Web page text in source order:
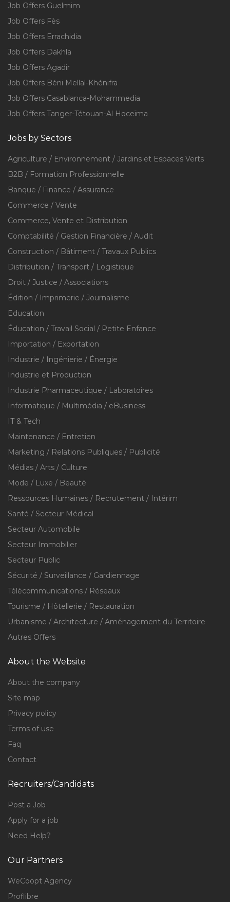
Job Offers Guelmim
Job Offers Fès
Job Offers Errachidia
Job Offers Dakhla
Job Offers Agadir
Job Offers Béni Mellal-Khénifra
Job Offers Casablanca-Mohammedia
Job Offers Tanger-Tétouan-Al Hoceïma
Jobs by Sectors
Agriculture / Environnement / Jardins et Espaces Verts
B2B / Formation Professionnelle
Banque / Finance / Assurance
Commerce / Vente
Commerce, Vente et Distribution
Comptabilité / Gestion Financière / Audit
Construction / Bâtiment / Travaux Publics
Distribution / Transport / Logistique
Droit / Justice / Associations
Édition / Imprimerie / Journalisme
Education
Éducation / Travail Social / Petite Enfance
Importation / Exportation
Industrie / Ingénierie / Énergie
Industrie et Production
Industrie Pharmaceutique / Laboratoires
Informatique / Multimédia / eBusiness
IT & Tech
Maintenance / Entretien
Marketing / Relations Publiques / Publicité
Médias / Arts / Culture
Mode / Luxe / Beauté
Ressources Humaines / Recrutement / Intérim
Santé / Secteur Médical
Secteur Automobile
Secteur Immobilier
Secteur Public
Sécurité / Surveillance / Gardiennage
Télécommunications / Réseaux
Tourisme / Hôtellerie / Restauration
Urbanisme / Architecture / Aménagement du Territoire
Autres Offers
About the Website
About the company
Site map
Privacy policy
Terms of use
Faq
Contact
Recruiters/Candidats
Post a Job
Apply for a job
Need Help?
Our Partners
WeCoopt Agency
Proflibre